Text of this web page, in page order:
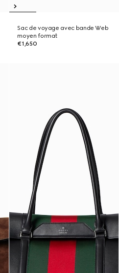
Sac de voyage avec bande Web
moyen format
€1,650